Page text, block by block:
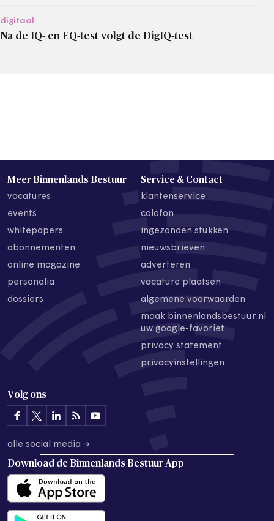
digitaal
Na de IQ- en EQ-test volgt de DigIQ-test
Meer Binnenlands Bestuur
vacatures
events
whitepapers
abonnementen
online magazine
personalia
dossiers
Service & Contact
klantenservice
colofon
ingezonden stukken
nieuwsbrieven
adverteren
vacature plaatsen
algemene voorwaarden
maak binnenlandsbestuur.nl
uw google-favoriet
privacy statement
privacyinstellingen
Volg ons
alle social media →
Download de Binnenlands Bestuur App